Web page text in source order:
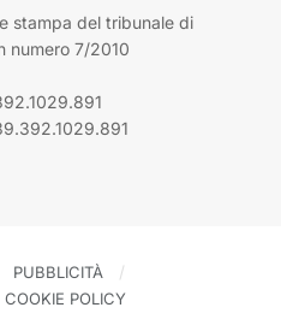
stampa del tribunale di
numero 7/2010
PUBBLICITÀ
COOKIE POLICY